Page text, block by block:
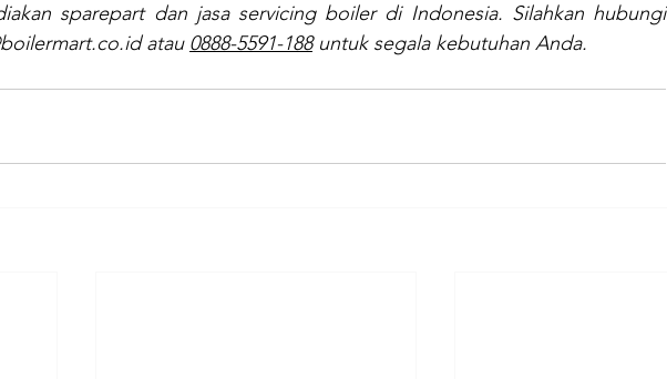
sparepart dan jasa servicing boiler di Indonesia. Silahkan hubungi
atau 0888-5591-188 untuk segala kebutuhan Anda.